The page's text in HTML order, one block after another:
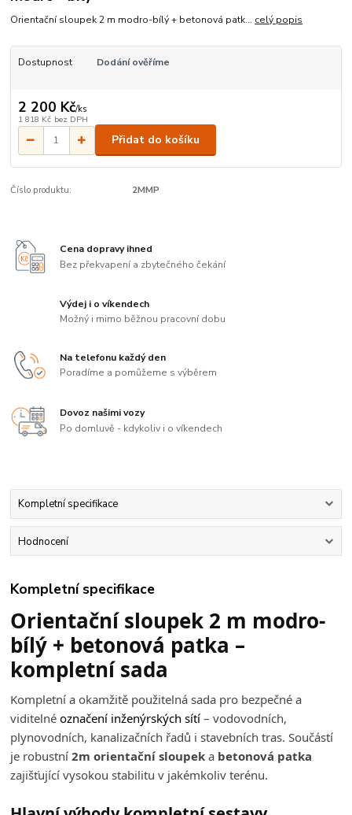
Orientační sloupek 2 m modro-bílý + betonová patk... celý popis
Dostupnost Dodání ověříme
2 200 Kč/ks
1 818 Kč bez DPH
Přidat do košíku
Číslo produktu: 2MMP
Cena dopravy ihned
Bez překvapení a zbytečného čekání
Výdej i o víkendech
Možný i mimo běžnou pracovní dobu
Na telefonu každý den
Poradíme a pomůžeme s výběrem
Dovoz našimi vozy
Po domluvě - kdykoliv i o víkendech
Kompletní specifikace
Hodnocení
Kompletní specifikace
Orientační sloupek 2 m modro-
bílý + betonová patka –
kompletní sada
Kompletní a okamžitě použitelná sada pro bezpečné a
viditelnéoznačení inženýrských sítí– vodovodních,
plynovodních, kanalizačních řadů i stavebních tras. Součástí
je robustní2m orientační sloupek a betonová patka
zajišťující vysokou stabilitu v jakémkoliv terénu.